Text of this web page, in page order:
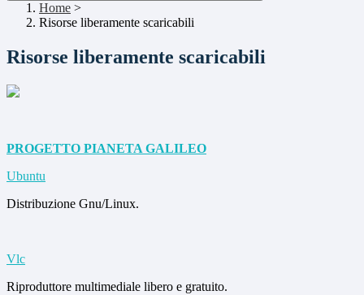
Home >
Risorse liberamente scaricabili
Risorse liberamente scaricabili
PROGETTO PIANETA GALILEO
Ubuntu
Distribuzione Gnu/Linux.
Vlc
Riproduttore multimediale libero e gratuito.